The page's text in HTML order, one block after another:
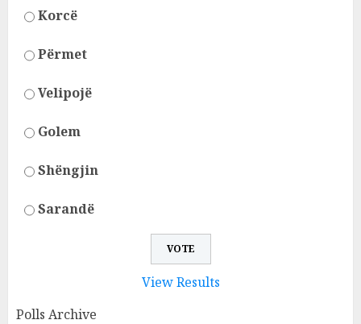
Korcë
Përmet
Velipojë
Golem
Shëngjin
Sarandë
View Results
Polls Archive